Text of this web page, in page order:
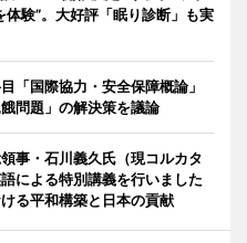
体験”。大好評「眠り診断」も実
「国際協力・安全保障概論」
問題」の解決策を議論
事・石川義久氏（現コルカタ
による特別講義を行いました
る平和構築と日本の貢献